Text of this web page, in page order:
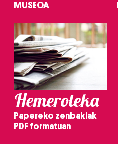
MUSEOA
Hemeroteka
Papereko zenbakiak
PDF formatuan